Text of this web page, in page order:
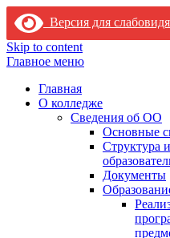
Версия для
Skip to content
Главное меню
Главная
О колледже
Сведения об ОО
Основные
Структура
Документы